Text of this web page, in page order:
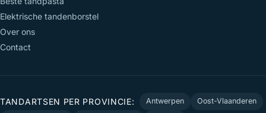
Elektrische tandenborstel
Over ons
Contact
TANDARTSEN PER PROVINCIE: Antwerpen
Oost-Vlaanderen